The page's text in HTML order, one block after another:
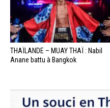
THAÏLANDE – MUAY THAÏ : Nabil
Anane battu à Bangkok